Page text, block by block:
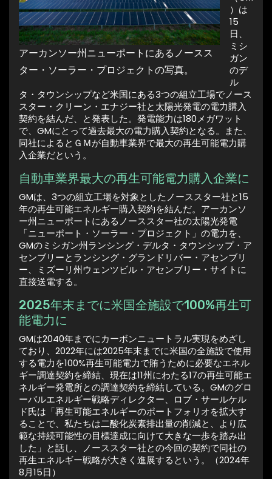
アーカンソー州ニューポートにあるノースス
ター・ソーラー・プロジェクトの写真。
）は
15
日、
ミシ
ガン
のデ
ル
タ・タウンシップなど米国にある3つの組立工場でノース
スター・クリーン・エナジー社と太陽光発電の電力購入
契約を結んだ、と発表した。発電能力は180メガワット
で、GMにとって過去最大の電力購入契約となる。また、
同社によるとＧＭが自動車業界で最大の再生可能電力購
入企業だという。
自動車業界最大の再生可能電力購入企業に
GMは、3つの組立工場を対象としたノーススター社と15
年の再生可能エネルギー購入契約を結んだ。アーカンソ
ー州ニューポートにあるノーススター社の太陽光発電
「ニューポート・ソーラー・プロジェクト」の電力を、
GMのミシガン州ランシング・デルタ・タウンシップ・ア
センブリーとランシング・グランドリバー・アセンブリ
ー、ミズーリ州ウェンツビル・アセンブリー・サイトに
直接送電する。
2025年末までに米国全施設で100%再生可
能電力に
GMは2040年までにカーボンニュートラル実現をめざし
ており、2022年には2025年末までに米国の全施設で使用
する電力を100%再生可能電力で賄うために必要なエネル
ギー調達契約を締結、現在は11州にわたる17の再生可能エ
ネルギー発電所との調達契約を締結している。GMのグロ
ーバルエネルギー戦略ディレクター、ロブ・サールケル
ド氏は「再生可能エネルギーのポートフォリオを拡大す
ることで、私たちは二酸化炭素排出量の削減と、より広
範な持続可能性の目標達成に向けて大きな一歩を踏み出
した」と話し、ノーススター社との今回の契約で同社の
再生エネルギー戦略が大きく進展するという。（2024年
8月15日）